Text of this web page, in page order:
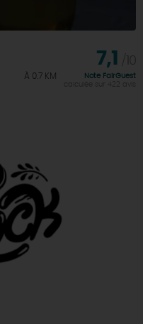
À 0.7 KM
7,1
Note FairGuest
calculée sur 422 avis